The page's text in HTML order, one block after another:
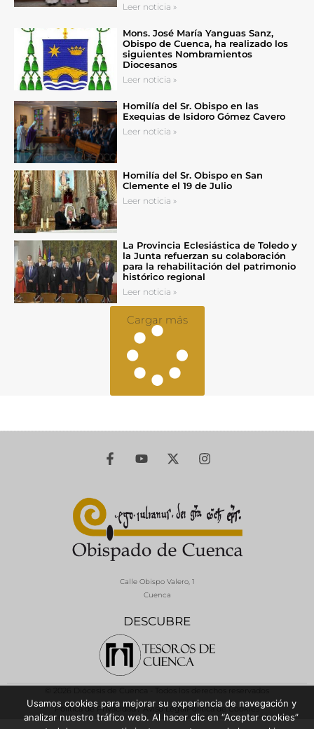
Leer noticia »
Mons. José María Yanguas Sanz,
Obispo de Cuenca, ha realizado los
siguientes Nombramientos
Diocesanos
Leer noticia »
Homilía del Sr. Obispo en las
Exequias de Isidoro Gómez Cavero
Leer noticia »
Homilía del Sr. Obispo en San
Clemente el 19 de Julio
Leer noticia »
La Provincia Eclesiástica de Toledo y
la Junta refuerzan su colaboración
para la rehabilitación del patrimonio
histórico regional
Leer noticia »
Cargar más
DESCUBRE
Calle Obispo Valero, 1
Cuenca
Política de Privacidad / Aviso LegalPolítica de Cookies
Usamos cookies para mejorar su experiencia de navegación y
analizar nuestro tráfico web. Al hacer clic en “Aceptar cookies”